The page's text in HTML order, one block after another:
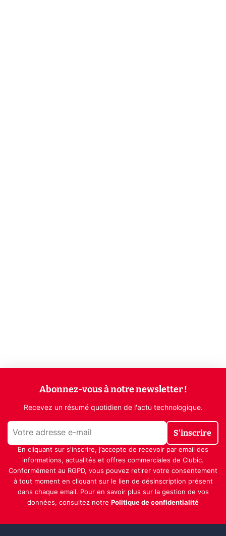
Abonnez-vous à notre newsletter !
Recevez un résumé quotidien de l'actu technologique.
S'inscrire
En cliquant sur s'inscrire, j’accepte de recevoir par email des
informations, actualités et offres commerciales de Clubic.
Conformément au RGPD, vous pouvez retirer votre consentement
à tout moment en cliquant sur le lien de désinscription présent
dans chaque email. Pour en savoir plus sur la gestion de vos
données, consultez notre Politique de confidentialité